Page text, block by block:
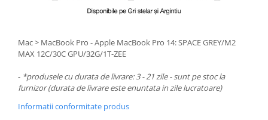
Mac > MacBook Pro - Apple MacBook Pro 14: SPACE GREY/M2
MAX 12C/30C GPU/32G/1T-ZEE
- *produsele cu durata de livrare: 3 - 21 zile - sunt pe stoc la
furnizor (durata de livrare este enuntata in zile lucratoare)
Informatii conformitate produs